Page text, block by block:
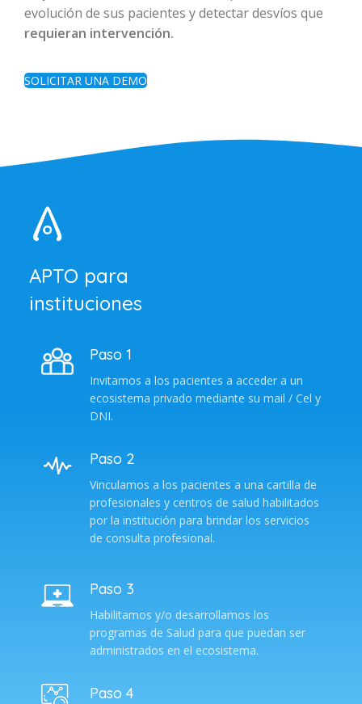
evolución de sus pacientes y detectar desvíos que
requieran intervención.
SOLICITAR UNA DEMO
APTO para
instituciones
Paso 1
Invitamos a los pacientes a acceder a un
ecosistema privado mediante su mail / Cel y
DNI.
Paso 2
Vinculamos a los pacientes a una cartilla de
profesionales y centros de salud habilitados
por la institución para brindar los servicios
de consulta profesional.
Paso 3
Habilitamos y/o desarrollamos los
programas de Salud para que puedan ser
administrados en el ecosistema.
Paso 4